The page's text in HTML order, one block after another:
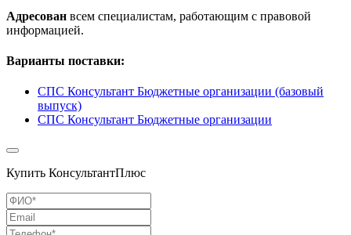
Адресован всем специалистам, работающим с правовой
информацией.
Варианты поставки:
СПС Консультант Бюджетные организации (базовый
выпуск)
СПС Консультант Бюджетные организации
Купить КонсультантПлюс